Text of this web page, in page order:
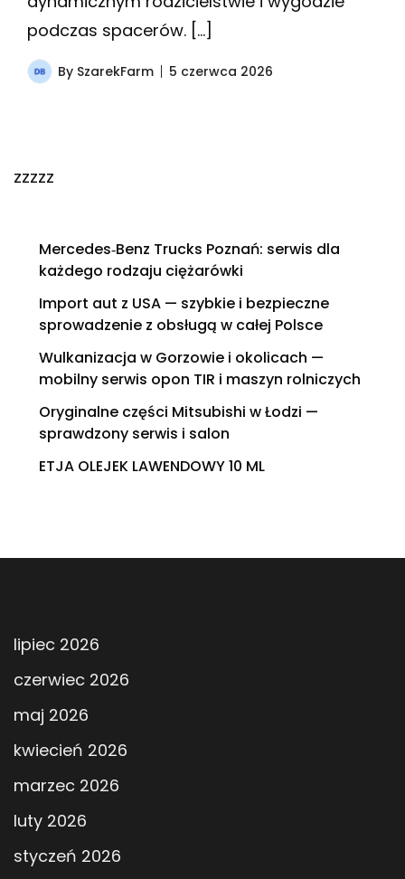
podczas spacerów. […]
By SzarekFarm 5 czerwca 2026
zzzzz
Mercedes‑Benz Trucks Poznań: serwis dla
każdego rodzaju ciężarówki
Import aut z USA — szybkie i bezpieczne
sprowadzenie z obsługą w całej Polsce
Wulkanizacja w Gorzowie i okolicach —
mobilny serwis opon TIR i maszyn rolniczych
Oryginalne części Mitsubishi w Łodzi —
sprawdzony serwis i salon
ETJA OLEJEK LAWENDOWY 10 ML
lipiec 2026
czerwiec 2026
maj 2026
kwiecień 2026
marzec 2026
luty 2026
styczeń 2026